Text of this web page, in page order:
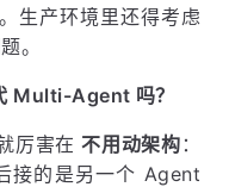
生产环境里还得考虑
。
Multi-Agent 吗？
厉害在不用动架构 ：
接的是另一个 Agent